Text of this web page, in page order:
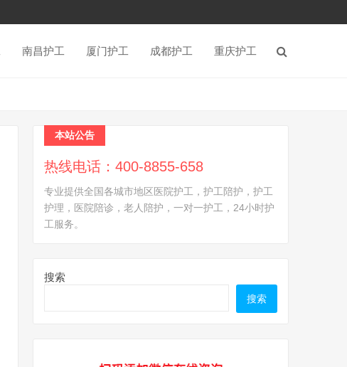
南昌护工 厦门护工 成都护工 重庆护工
本站公告
热线电话：400-8855-658
专业提供全国各城市地区医院护工，护工陪护，护工
护理，医院陪诊，老人陪护，一对一护工，24小时护
工服务。
搜索
搜索